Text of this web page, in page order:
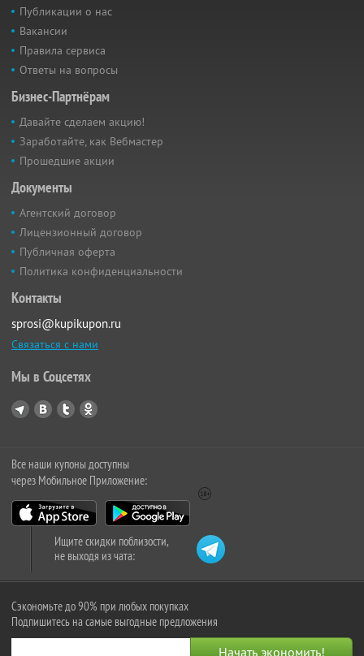
Публикации о нас
Вакансии
Правила сервиса
Ответы на вопросы
Бизнес-Партнёрам
Давайте сделаем акцию!
Заработайте, как Вебмастер
Прошедшие акции
Документы
Агентский договор
Лицензионный договор
Публичная оферта
Политика конфиденциальности
Контакты
sprosi@kupikupon.ru
Связаться с нами
Мы в Соцсетях
Все наши купоны доступны
через Мобильное Приложение:
Ищите скидки поблизости,
не выходя из чата:
Сэкономьте до 90% при любых покупках
Подпишитесь на самые выгодные предложения